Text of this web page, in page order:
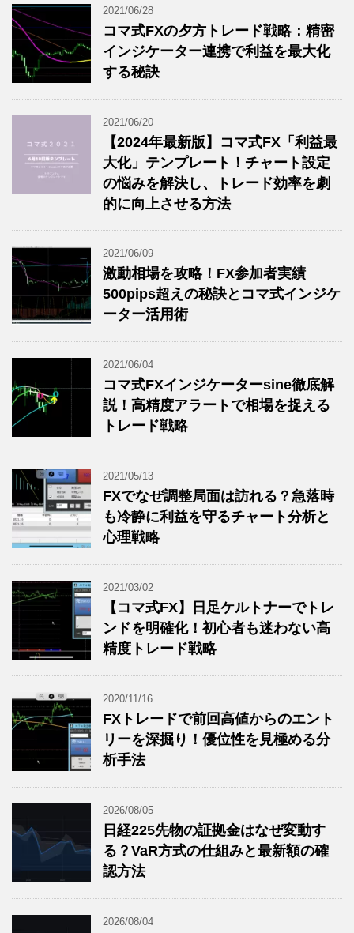
2021/06/28
コマ式FXの夕方トレード戦略：精密
インジケーター連携で利益を最大化
する秘訣
2021/06/20
【2024年最新版】コマ式FX「利益最
大化」テンプレート！チャート設定
の悩みを解決し、トレード効率を劇
的に向上させる方法
2021/06/09
激動相場を攻略！FX参加者実績
500pips超えの秘訣とコマ式インジケ
ーター活用術
2021/06/04
コマ式FXインジケーターsine徹底解
説！高精度アラートで相場を捉える
トレード戦略
2021/05/13
FXでなぜ調整局面は訪れる？急落時
も冷静に利益を守るチャート分析と
心理戦略
2021/03/02
【コマ式FX】日足ケルトナーでトレ
ンドを明確化！初心者も迷わない高
精度トレード戦略
2020/11/16
FXトレードで前回高値からのエント
リーを深掘り！優位性を見極める分
析手法
2026/08/05
日経225先物の証拠金はなぜ変動す
る？VaR方式の仕組みと最新額の確
認方法
2026/08/04